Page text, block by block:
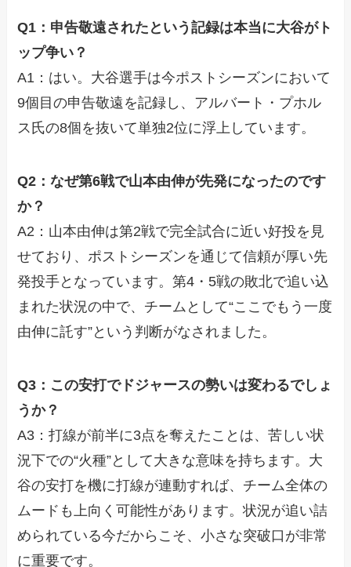
Q1：申告敬遠されたという記録は本当に大谷がト
ップ争い？
A1：はい。大谷選手は今ポストシーズンにおいて
9個目の申告敬遠を記録し、アルバート・プホル
ス氏の8個を抜いて単独2位に浮上しています。
Q2：なぜ第6戦で山本由伸が先発になったのです
か？
A2：山本由伸は第2戦で完全試合に近い好投を見
せており、ポストシーズンを通じて信頼が厚い先
発投手となっています。第4・5戦の敗北で追い込
まれた状況の中で、チームとして“ここでもう一度
由伸に託す”という判断がなされました。
Q3：この安打でドジャースの勢いは変わるでしょ
うか？
A3：打線が前半に3点を奪えたことは、苦しい状
況下での“火種”として大きな意味を持ちます。大
谷の安打を機に打線が連動すれば、チーム全体の
ムードも上向く可能性があります。状況が追い詰
められている今だからこそ、小さな突破口が非常
に重要です。